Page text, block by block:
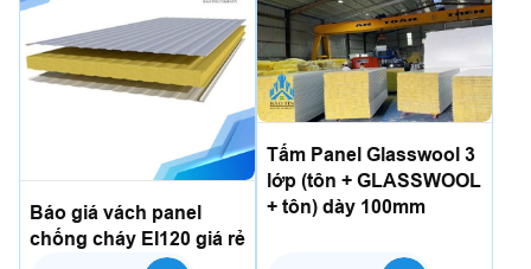
Báo giá vách panel
chống cháy EI120 giá rẻ
Tấm Panel Glasswool 3
lớp (tôn + GLASSWOOL
+ tôn) dày 100mm